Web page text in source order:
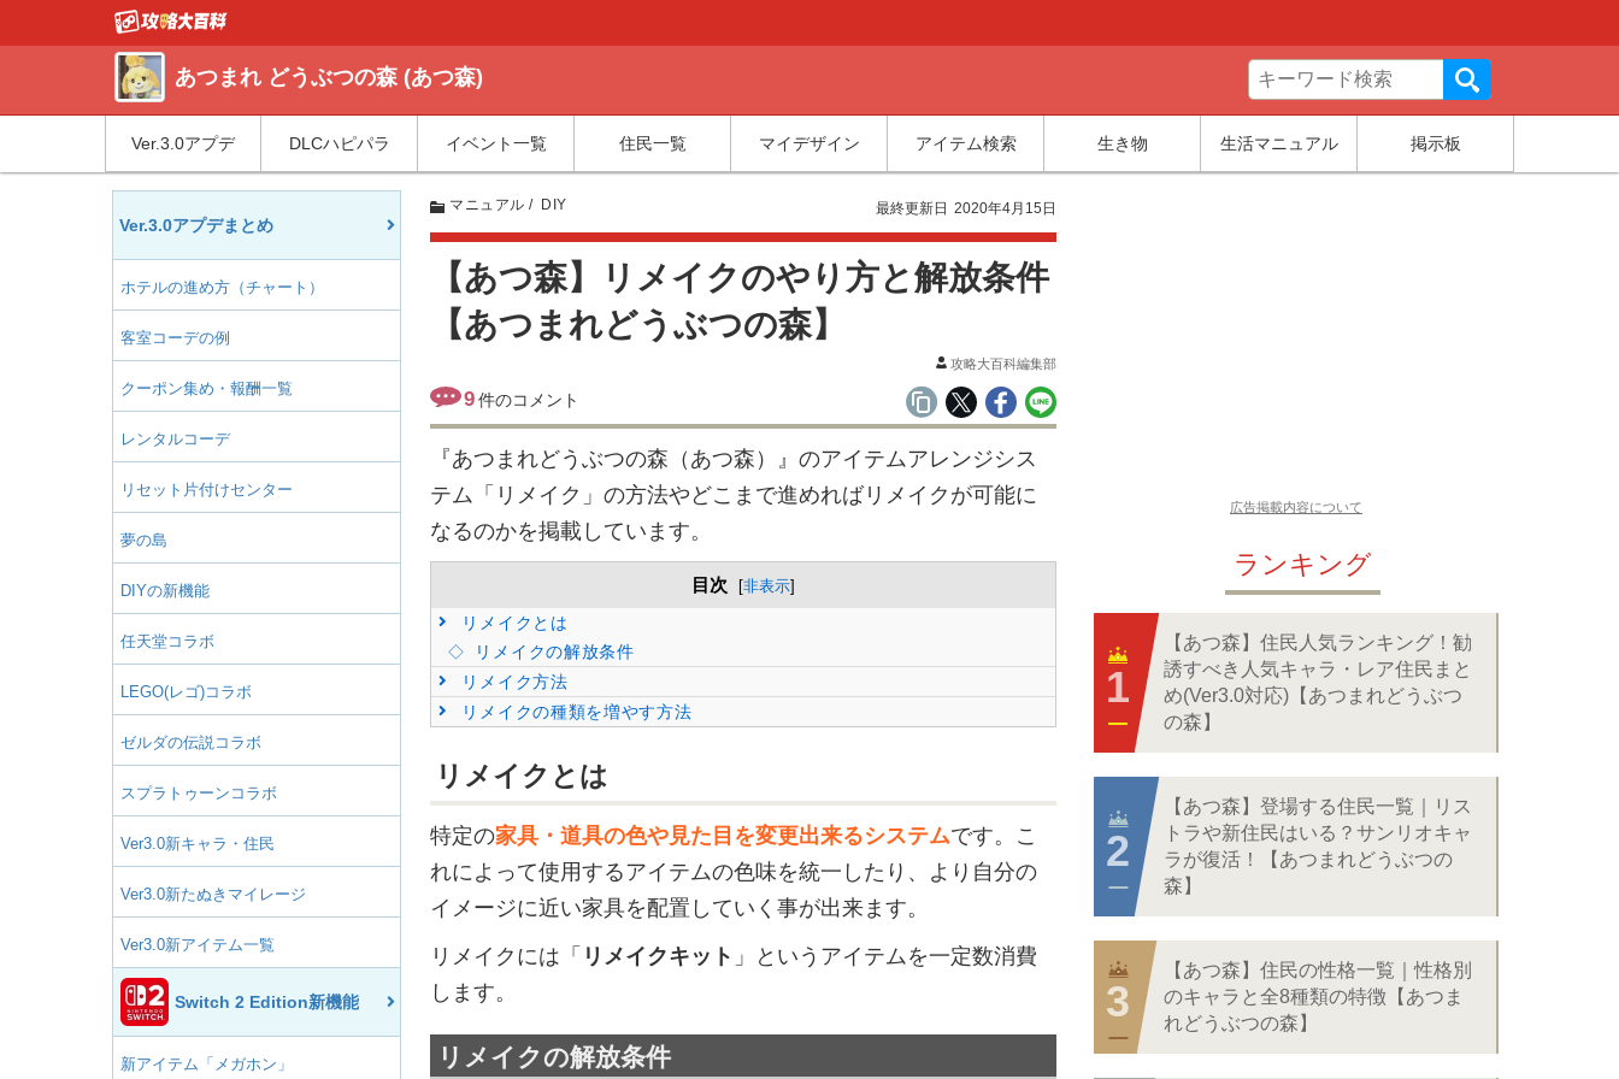
あつまれ どうぶつの森 (あつ森)
Ver.3.0アプデ DLCハピパラ イベント一覧 住民一覧 マイデザイン アイテム検索 生き物 生活マニュアル 掲示板
Ver.3.0アプデまとめ
ホテルの進め方（チャート）
客室コーデの例
クーポン集め・報酬一覧
レンタルコーデ
リセット片付けセンター
夢の島
DIYの新機能
任天堂コラボ
LEGO(レゴ)コラボ
ゼルダの伝説コラボ
スプラトゥーンコラボ
Ver3.0新キャラ・住民
Ver3.0新たぬきマイレージ
Ver3.0新アイテム一覧
Switch 2 Edition新機能
新アイテム「メガホン」
マニュアル DIY 最終更新日 2020年4月15日
【あつ森】リメイクのやり方と解放条件
【あつまれどうぶつの森】
攻略大百科編集部
9件のコメント
『あつまれどうぶつの森（あつ森）』のアイテムアレンジシス
テム「リメイク」の方法やどこまで進めればリメイクが可能に
なるのかを掲載しています。
目次 [非表示]
リメイクとは
リメイクの解放条件
リメイク方法
リメイクの種類を増やす方法
リメイクとは
特定の家具・道具の色や見た目を変更出来るシステムです。こ
れによって使用するアイテムの色味を統一したり、より自分の
イメージに近い家具を配置していく事が出来ます。
リメイクには「 リメイクキット 」というアイテムを一定数消費
します。
リメイクの解放条件
広告掲載内容について
ランキング
【あつ森】住民人気ランキング！勧
誘すべき人気キャラ・レア住民まと
め(Ver3.0対応)【あつまれどうぶつ
の森】
【あつ森】登場する住民一覧｜リス
トラや新住民はいる？サンリオキャ
ラが復活！【あつまれどうぶつの
森】
【あつ森】住民の性格一覧｜性格別
のキャラと全8種類の特徴【あつま
れどうぶつの森】